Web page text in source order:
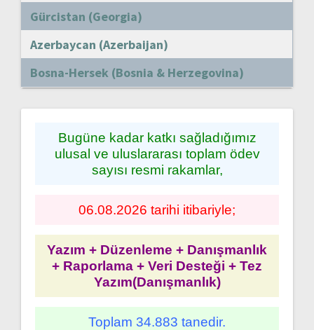
Gürcistan (Georgia)
Azerbaycan (Azerbaijan)
Bosna-Hersek (Bosnia & Herzegovina)
Bugüne kadar katkı sağladığımız
ulusal ve uluslararası toplam ödev
sayısı resmi rakamlar,
06.08.2026 tarihi itibariyle;
Yazım + Düzenleme + Danışmanlık
+ Raporlama + Veri Desteği + Tez
Yazım(Danışmanlık)
Toplam 34.883 tanedir.